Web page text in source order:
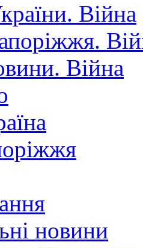
Війна
Війна
новини